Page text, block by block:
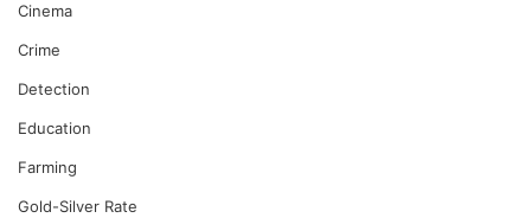
Cinema
Crime
Detection
Education
Farming
Gold-Silver Rate